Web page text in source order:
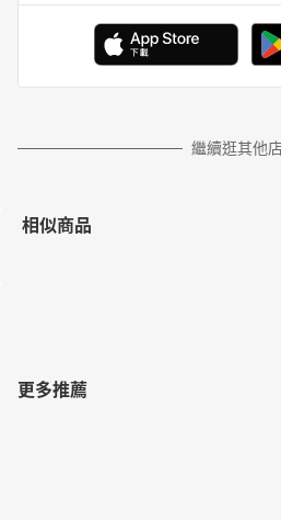
繼續逛其他
相似商品
更多推薦